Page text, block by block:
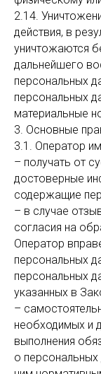
2.14.
действия, в
уничтожаются
дальнейшего
персональных
персональных
материальные
3. Основные
3.1. Оператор
– получать от
достоверные
содержащие
– в случае
согласия на
Оператор
персональных
персональных
указанных в
–
необходимых и
выполнения
о персональных